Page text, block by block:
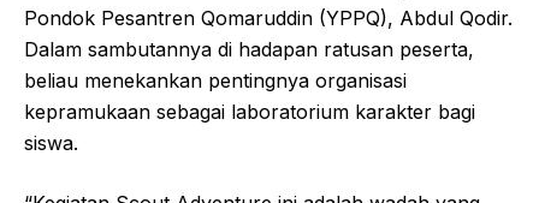
Pondok Pesantren Qomaruddin (YPPQ), Abdul Qodir.
Dalam sambutannya di hadapan ratusan peserta,
beliau menekankan pentingnya organisasi
kepramukaan sebagai laboratorium karakter bagi
siswa.